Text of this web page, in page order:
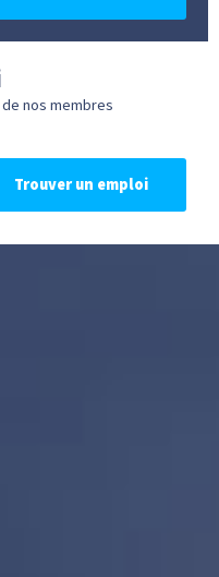
nos membres
Trouver un emploi